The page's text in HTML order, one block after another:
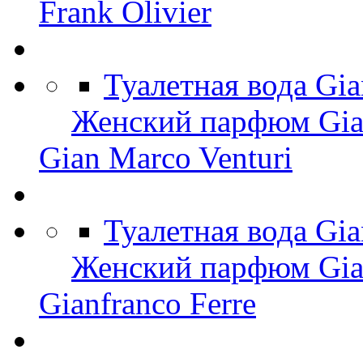
Frank Olivier
Туалетная вода
Женский парфюм
Gian Marco Venturi
Туалетная вода
Женский парфюм
Gianfranco Ferre